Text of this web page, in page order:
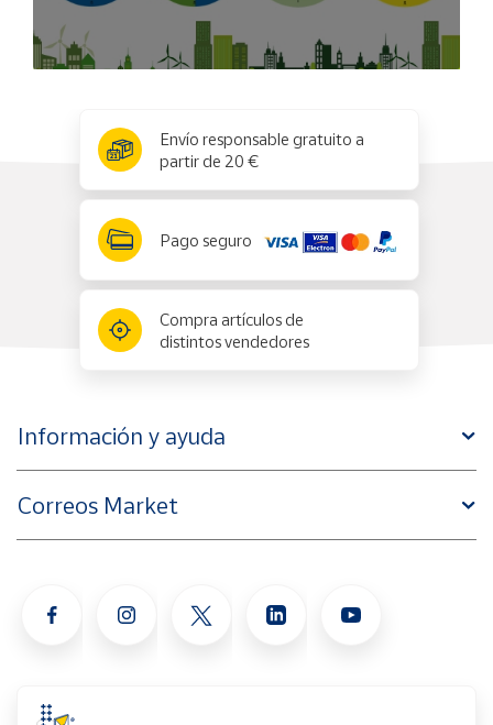
Envío responsable gratuito a
partir de 20 €
Pago seguro
Compra artículos de
distintos vendedores
Información y ayuda
Correos Market